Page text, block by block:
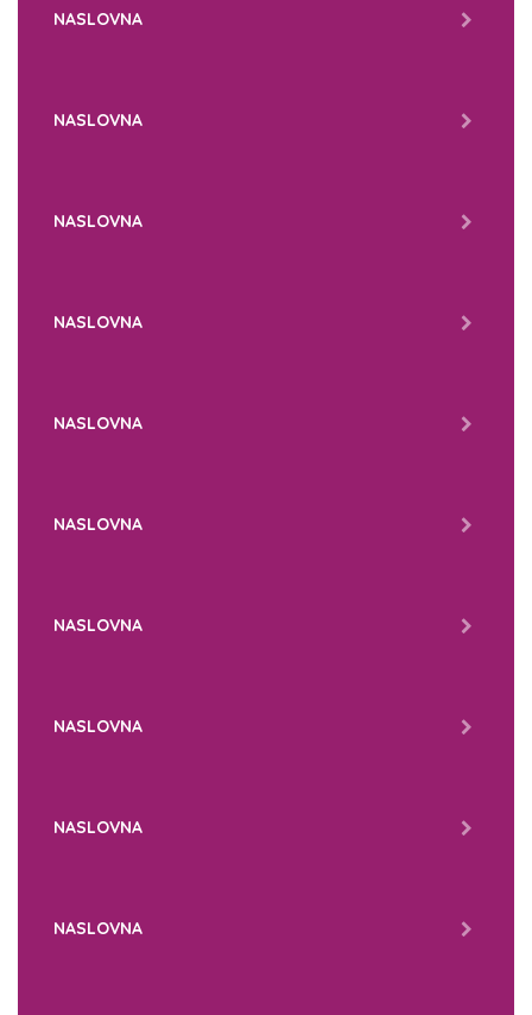
NASLOVNA
NASLOVNA
NASLOVNA
NASLOVNA
NASLOVNA
NASLOVNA
NASLOVNA
NASLOVNA
NASLOVNA
NASLOVNA